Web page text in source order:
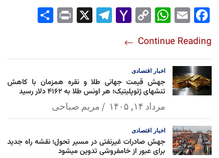
Fac
ok
Em
Wh
Ap
p
Co
Lin
k
Yah
l
Tel
Pri
Continue Reading
اخبار اقتصادی
جهش قیمت جهانی طلا و نقره همزمان با کاهش
تنشهای ژئوپلیتیک؛ هر اونس طلا به ۴۱۶۲ دلار رسید
مرداد ۱۴, ۱۴۰۵ مریم صباحی
اخبار اقتصادی
جهش صادرات غیرنفتی در مسیر تحول؛ نقشه راه جدید
برای عبور از خامفروشی تدوین میشود